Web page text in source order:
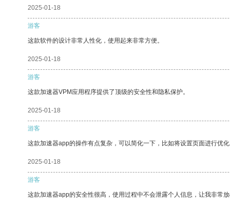
2025-01-18
游客
这款软件的设计非常人性化，使用起来非常方便。
2025-01-18
游客
这款加速器VPM应用程序提供了顶级的安全性和隐私保护。
2025-01-18
游客
这款加速器app的操作有点复杂，可以简化一下，比如将设置页面进行优化
2025-01-18
游客
这款加速器app的安全性很高，使用过程中不会泄露个人信息，让我非常放